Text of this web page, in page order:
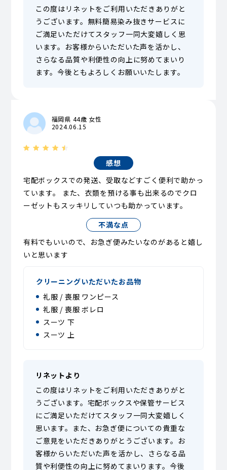
この度はリネットをご利用いただきありがと
うございます。無料簡易染み抜きサービスに
ご満足いただけてスタッフ一同大変嬉しく思
います。お客様からいただいた声を活かし、
さらなる品質や利便性の向上に努めてまいり
ます。今後ともよろしくお願いいたします。
福岡県 44歳 女性
2024.06.15
感想
宅配ボックスでの発送、受取などすごく便利で助かっ
ています。 また、衣類を預ける事も出来るのでクロ
ーゼットもスッキリしていつも助かっています。
不満な点
有料でもいいので、お急ぎ便みたいなのがあると嬉し
いと思います
クリーニングいただいたお品物
礼服 / 喪服 ワンピース
礼服 / 喪服 ボレロ
スーツ 下
スーツ 上
リネットより
この度はリネットをご利用いただきありがと
うございます。宅配ボックスや保管サービス
にご満足いただけてスタッフ一同大変嬉しく
思います。また、お急ぎ便についての貴重な
ご意見をいただきありがとうございます。お
客様からいただいた声を活かし、さらなる品
質や利便性の向上に努めてまいります。今後